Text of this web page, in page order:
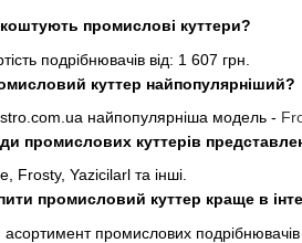
промислові куттери?
подрібнювачів від: 1 607 грн.
куттер найпопулярніший?
найпопулярніша модель -
промислових куттерів
Frosty, Yazicilarl та інші.
промисловий куттер краще в
асортимент промислових подрібнювачів